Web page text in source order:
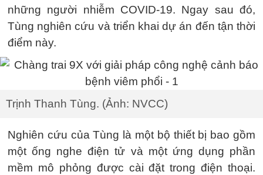
những người nhiễm COVID-19. Ngay sau đó,
Tùng nghiên cứu và triển khai dự án đến tận thời
điểm này.
Trịnh Thanh Tùng. (Ảnh: NVCC)
Nghiên cứu của Tùng là một bộ thiết bị bao gồm
một ống nghe điện tử và một ứng dụng phần
mềm mô phỏng được cài đặt trong điện thoại.